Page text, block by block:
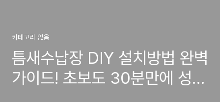
카테고리 없음
틈새수납장 DIY 설치방법 완벽
가이드! 초보도 30분만에 성공